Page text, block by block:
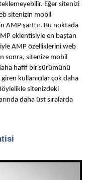
Eğer sitenizi
sitenizin mobil
AMP şarttır. Bu noktada
eklentisiyle en baştan
AMP özelliklerini web
sonra, sitenize mobil
hafif bir sürümünü
kullanıcılar çok daha
sitenizdeki
daha üst sıralarda